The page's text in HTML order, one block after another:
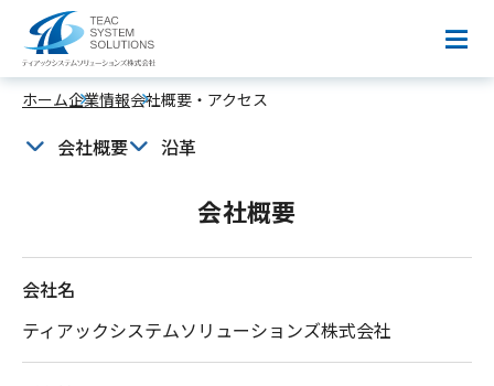
会社情報
1990年設立。インフラから開発までワンストップで
ホーム企業情報会社概要・アクセス
会社概要 沿革
会社概要
会社名
ティアックシステムソリューションズ株式会社